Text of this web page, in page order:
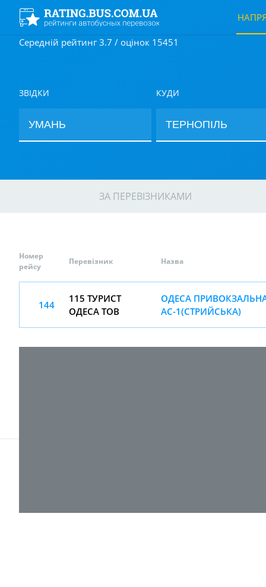
Середній рейтинг 3.7 / оцінок 15451
ЗВІДКИ КУДИ
ЗА ПЕРЕВІЗНИКАМИ
Номер
рейсу
Перевізник Назва
144
115 ТУРИСТ
ОДЕСА ТОВ
ОДЕСА
АС-1(СТРИЙСЬКА)